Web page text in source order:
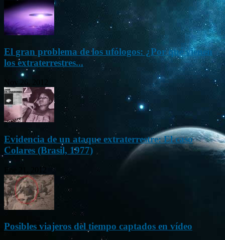
El gran problema de los ufólogos: ¿Por qué vienen
los extraterrestres...
Nov 26, 2012
Evidencia de un ataque extraterrestre: El caso
Colares (Brasil, 1977)
Ene 21, 2012
Posibles viajeros del tiempo captados en vídeo